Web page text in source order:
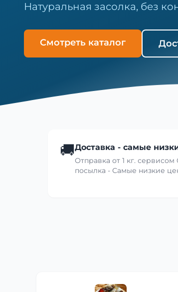
Натуральная засолка, без
Смотреть каталог
🚚Доставка - самые
Отправка от 1 кг. сервисом
посылка - Самые низкие